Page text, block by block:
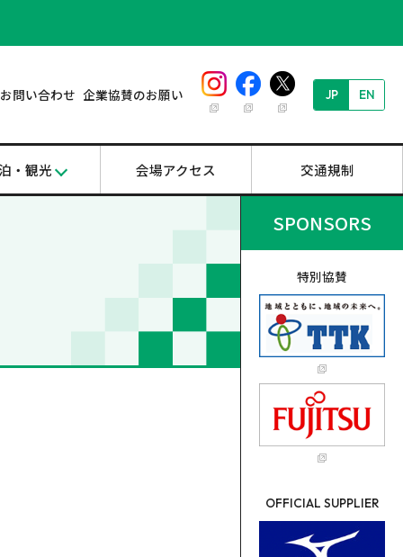
お問い合わせ 企業協賛のお願い JP EN
・観光 会場アクセス 交通規制
SPONSORS
特別協賛
OFFICIAL SUPPLIER